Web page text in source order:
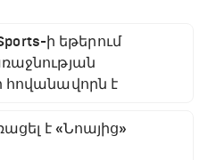
ի եթերում
հովանավորն է
է «Նոայից»